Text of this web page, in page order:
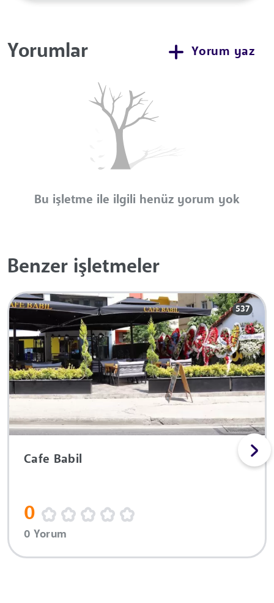
Yorumlar Yorum yaz
Bu işletme ile ilgili henüz yorum yok
Benzer işletmeler
537
Cafe Babil
0
0 Yorum